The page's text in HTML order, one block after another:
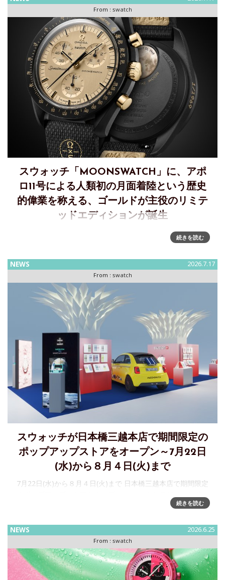
From : swatch
スウォッチ「MOONSWATCH」に、アポ
ロ11号による人類初の月面着陸という歴史
的偉業を称える、ゴールドが主役のリミテ
ッドエディションが誕生
受け継がれる歴史の重みを刻む、 MOONSWATCH1969 年7
月21 日のアポロ11 号 による人類初の月面着陸という歴史的
続きを読む
NEWS 2026.7.17
From : swatch
スウォッチが日本橋三越本店で期間限定の
ポップアップストアをオープン～7月22日
(水)から８月４日(火)まで
7月22日(水)から８月４日(火)まで 日本橋三越本店で期間限定
プなカラーで知られるスイスメイドのウォッチメーカー
続きを読む
NEWS 2026.6.25
From : swatch